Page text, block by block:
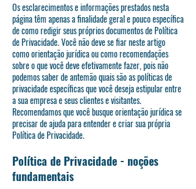
Os esclarecimentos e informações prestados nesta
página têm apenas a finalidade geral e pouco específica
de como redigir seus próprios documentos de Política
de Privacidade. Você não deve se fiar neste artigo
como orientação jurídica ou como recomendações
sobre o que você deve efetivamente fazer, pois não
podemos saber de antemão quais são as políticas de
privacidade específicas que você deseja estipular entre
a sua empresa e seus clientes e visitantes.
Recomendamos que você busque orientação jurídica se
precisar de ajuda para entender e criar sua própria
Política de Privacidade.
Política de Privacidade - noções
fundamentais